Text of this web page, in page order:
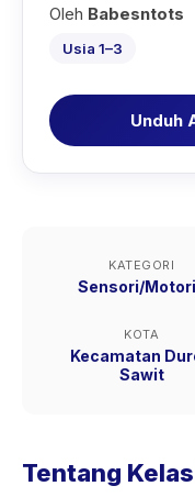
Oleh Babesntots
Usia 1–3
Unduh
KATEGORI
Sensori/
KOTA
Kecamatan
Sawit
Tentang